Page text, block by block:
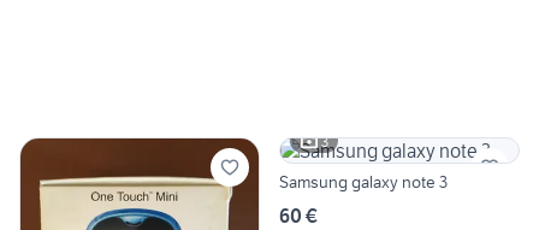
3
Samsung galaxy note 3
60 €